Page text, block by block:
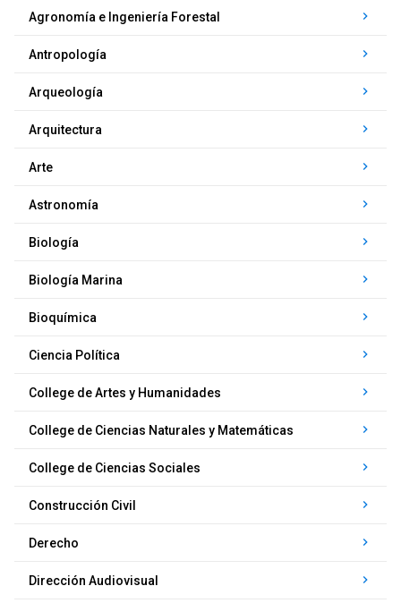
Agronomía e Ingeniería Forestal keyboard_arrow_right
Antropología keyboard_arrow_right
Arqueología keyboard_arrow_right
Arquitectura keyboard_arrow_right
Arte keyboard_arrow_right
Astronomía keyboard_arrow_right
Biología keyboard_arrow_right
Biología Marina keyboard_arrow_right
Bioquímica keyboard_arrow_right
Ciencia Política keyboard_arrow_right
College de Artes y Humanidades keyboard_arrow_right
College de Ciencias Naturales y Matemáticas keyboard_arrow_right
College de Ciencias Sociales keyboard_arrow_right
Construcción Civil keyboard_arrow_right
Derecho keyboard_arrow_right
Dirección Audiovisual keyboard_arrow_right